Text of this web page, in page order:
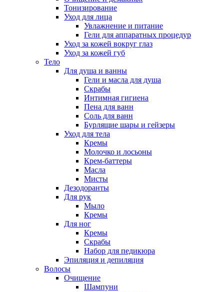
Тонизирование
Уход для лица
Увлажнение и питание
Гели для аппаратных процедур
Уход за кожей вокруг глаз
Уход за кожей губ
Тело
Для душа и ванны
Гели и масла для душа
Скрабы
Интимная гигиена
Пена для ванн
Соль для ванн
Бурлящие шары и гейзеры
Уход для тела
Кремы
Молочко и лосьоны
Крем-баттеры
Масла
Мисты
Дезодоранты
Для рук
Мыло
Кремы
Для ног
Кремы
Скрабы
Набор для педикюра
Эпиляция и депиляция
Волосы
Очищение
Шампуни